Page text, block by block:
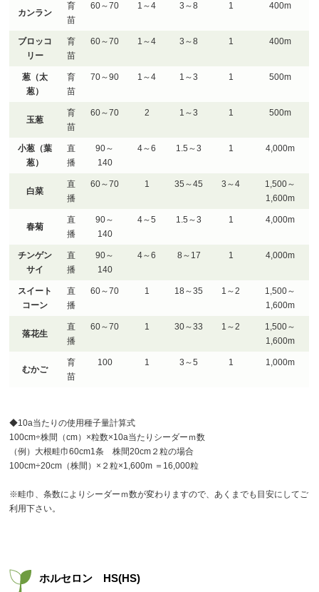
カンラン
育
苗
60～70 1～4 3～8 1 400m
ブロッコ
リー
育
苗
60～70 1～4 3～8 1 400m
葱（太
葱）
育
苗
70～90 1～4 1～3 1 500m
玉葱
育
苗
60～70 2 1～3 1 500m
小葱（葉
葱）
直
播
90～
140
4～6 1.5～3 1 4,000m
白菜
直
播
60～70 1 35～45 3～4
1,500～
1,600m
春菊
直
播
90～
140
4～5 1.5～3 1 4,000m
チンゲン
サイ
直
播
90～
140
4～6 8～17 1 4,000m
スイート
コーン
直
播
60～70 1 18～35 1～2
1,500～
1,600m
落花生
直
播
60～70 1 30～33 1～2
1,500～
1,600m
むかご
育
苗
100 1 3～5 1 1,000m
◆10a当たりの使用種子量計算式
100cm÷株間（cm）×粒数×10a当たりシーダーｍ数
（例）大根畦巾60cm1条 株間20cm２粒の場合
100cm÷20cm（株間）×２粒×1,600m ＝16,000粒
※畦巾、条数によりシーダーｍ数が変わりますので、あくまでも目安にしてご
利用下さい。
ホルセロン HS(HS)